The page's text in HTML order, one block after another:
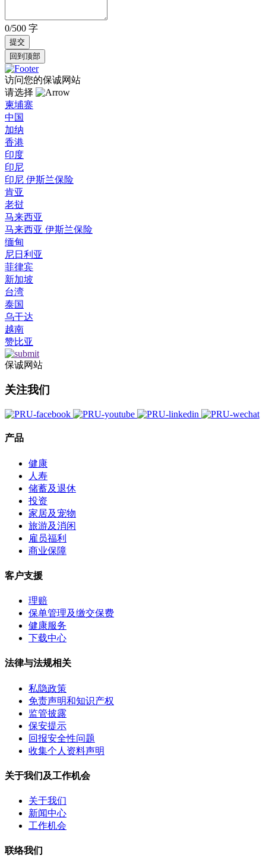
0/500 字
回到顶部
访问您的保诚网站
请选择
柬埔寨
中国
加纳
香港
印度
印尼
印尼 伊斯兰保险
肯亚
老挝
马来西亚
马来西亚 伊斯兰保险
缅甸
尼日利亚
菲律宾
新加坡
台湾
泰国
乌干达
越南
赞比亚
保诚网站
关注我们
产品
健康
人寿
储蓄及退休
投资
家居及宠物
旅游及消闲
雇员福利
商业保障
客户支援
理赔
保单管理及缴交保费
健康服务
下载中心
法律与法规相关
私隐政策
免责声明和知识产权
监管披露
保安提示
回报安全性问题
收集个人资料声明
关于我们及工作机会
关于我们
新闻中心
工作机会
联络我们